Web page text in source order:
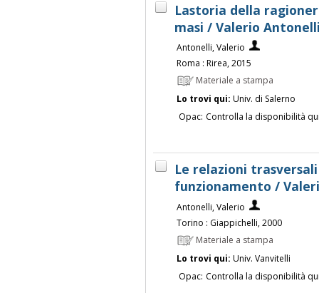
Lastoria della
masi / Valerio
Antonelli, Valerio
Roma : Rirea, 2015
Materiale a stampa
Lo trovi qui: Univ. di Salerno
Opac: Controlla la disponibilità
Le relazioni
funzionamento /
Antonelli, Valerio
Torino : Giappichelli, 2000
Materiale a stampa
Lo trovi qui: Univ. Vanvitelli
Opac: Controlla la disponibilità